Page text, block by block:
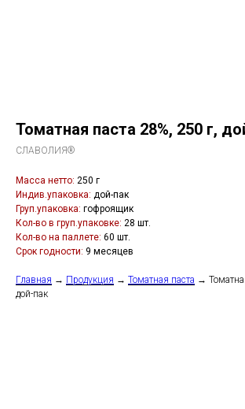
Томатная паста 28%, 250 г,
СЛАВОЛИЯ®
Масса нетто: 250 г
Индив.упаковка: дой-пак
Груп.упаковка: гофроящик
Кол-во в груп.упаковке: 28 шт.
Кол-во на паллете: 60 шт.
Срок годности: 9 месяцев
Главная → Продукция → Томатная паста →
дой-пак